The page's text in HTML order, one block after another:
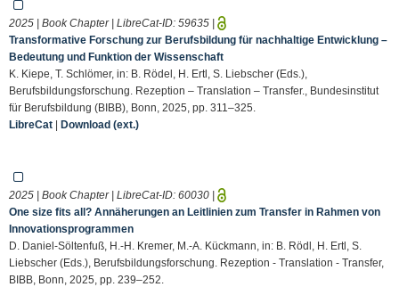
2025 | Book Chapter | LibreCat-ID: 59635 |
Transformative Forschung zur Berufsbildung für nachhaltige Entwicklung –
Bedeutung und Funktion der Wissenschaft
K. Kiepe, T. Schlömer, in: B. Rödel, H. Ertl, S. Liebscher (Eds.),
Berufsbildungsforschung. Rezeption – Translation – Transfer., Bundesinstitut
für Berufsbildung (BIBB), Bonn, 2025, pp. 311–325.
LibreCat | Download (ext.)
2025 | Book Chapter | LibreCat-ID: 60030 |
One size fits all? Annäherungen an Leitlinien zum Transfer in Rahmen von
Innovationsprogrammen
D. Daniel-Söltenfuß, H.-H. Kremer, M.-A. Kückmann, in: B. Rödl, H. Ertl, S.
Liebscher (Eds.), Berufsbildungsforschung. Rezeption - Translation - Transfer,
BIBB, Bonn, 2025, pp. 239–252.